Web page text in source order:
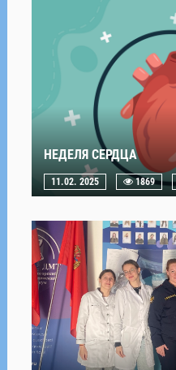
НЕДЕЛЯ СЕРДЦА
11.02. 2025 1869